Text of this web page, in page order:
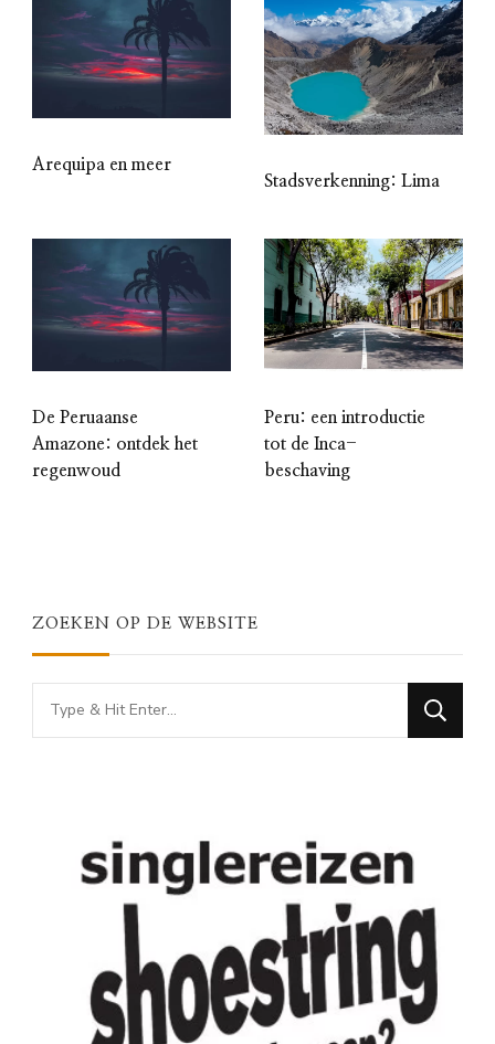
Arequipa en meer
Stadsverkenning: Lima
De Peruaanse
Amazone: ontdek het
regenwoud
Peru: een introductie
tot de Inca-
beschaving
ZOEKEN OP DE WEBSITE
Looking
for